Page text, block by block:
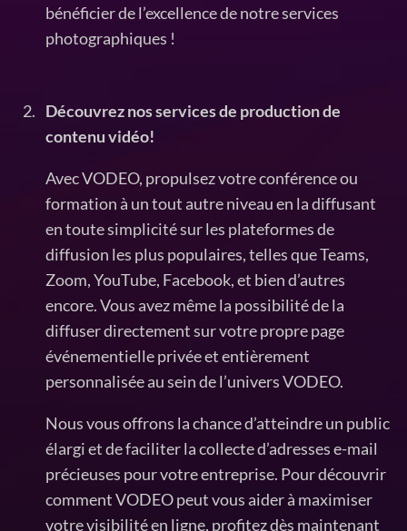
bénéficier de l’excellence de notre services
photographiques !
Découvrez nos services de production de
contenu vidéo!
Avec VODEO, propulsez votre conférence ou
formation à un tout autre niveau en la diffusant
en toute simplicité sur les plateformes de
diffusion les plus populaires, telles que Teams,
Zoom, YouTube, Facebook, et bien d’autres
encore. Vous avez même la possibilité de la
diffuser directement sur votre propre page
événementielle privée et entièrement
personnalisée au sein de l’univers VODEO.
Nous vous offrons la chance d’atteindre un public
élargi et de faciliter la collecte d’adresses e-mail
précieuses pour votre entreprise. Pour découvrir
comment VODEO peut vous aider à maximiser
votre visibilité en ligne, profitez dès maintenant